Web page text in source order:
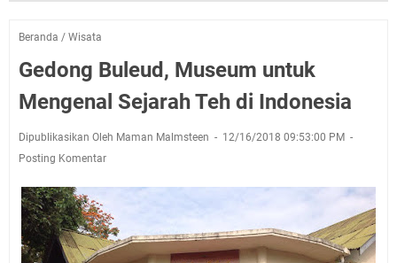
Beranda / Wisata
Gedong Buleud, Museum untuk
Mengenal Sejarah Teh di Indonesia
Dipublikasikan Oleh Maman Malmsteen
12/16/2018 09:53:00 PM
Posting Komentar